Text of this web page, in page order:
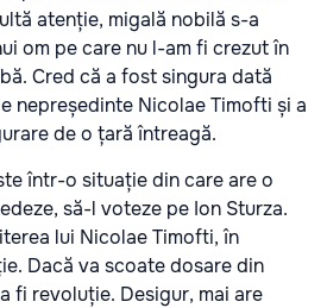
atenție, migală nobilă s-a
om pe care nu l-am fi crezut în
Cred că a fost singura dată
nepreședinte Nicolae Timofti și a
de o țară întreagă.
într-o situație din care are o
să-l voteze pe Ion Sturza.
lui Nicolae Timofti, în
Dacă va scoate dosare din
fi revoluție. Desigur, mai are